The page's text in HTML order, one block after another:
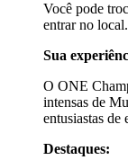
Você pode
entrar no local.
Sua
O ONE
intensas de
entusiastas de
Destaques: